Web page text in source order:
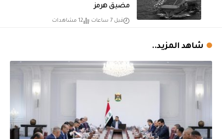
مضيق هرمز
قبل 7 ساعات 12 مشاهدات
شاهد المزيد..